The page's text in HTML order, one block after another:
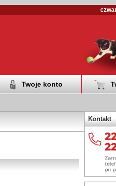
Twoje konto
Kontakt